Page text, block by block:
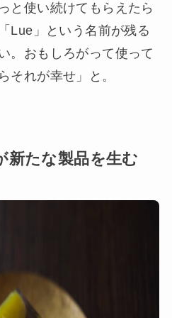
と使い続けてもらえたら
Lue」という名前が残る
。おもしろがって使って
それが幸せ」と。
新たな製品を生む